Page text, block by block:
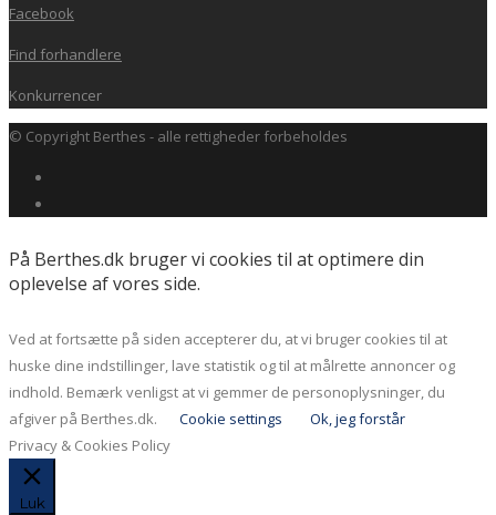
Facebook
Find forhandlere
Konkurrencer
© Copyright Berthes - alle rettigheder forbeholdes
På Berthes.dk bruger vi cookies til at optimere din
oplevelse af vores side.
Ved at fortsætte på siden accepterer du, at vi bruger cookies til at
huske dine indstillinger, lave statistik og til at målrette annoncer og
indhold. Bemærk venligst at vi gemmer de personoplysninger, du
afgiver på Berthes.dk.
Cookie settings
Ok, jeg forstår
Privacy & Cookies Policy
Luk